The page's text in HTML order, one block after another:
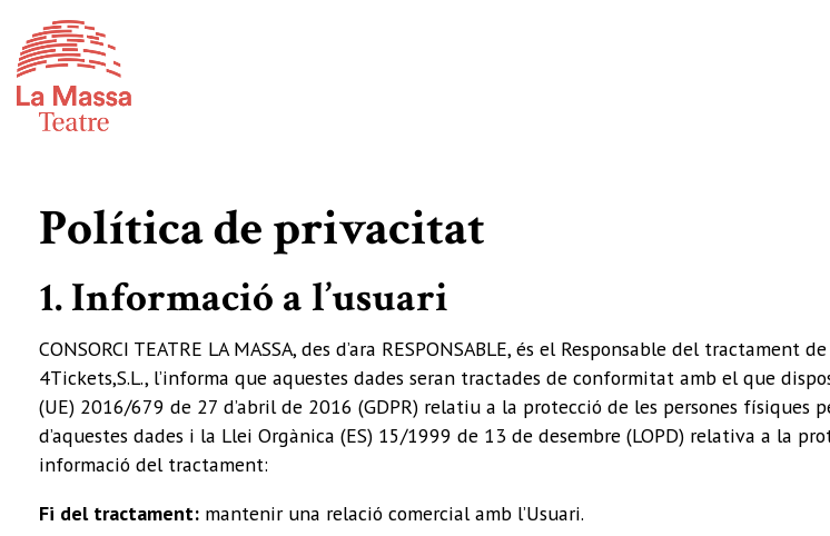
Política de privacitat
1. Informació a l’usuari
CONSORCI TEATRE LA MASSA, des d’ara RESPONSABLE, és el Responsable del
4Tickets,S.L., l’informa que aquestes dades seran tractades de conformitat amb el que
(UE) 2016/679 de 27 d’abril de 2016 (GDPR) relatiu a la protecció de les persones
d’aquestes dades i la Llei Orgànica (ES) 15/1999 de 13 de desembre (LOPD) relativa a la
informació del tractament:
Fi del tractament: mantenir una relació comercial amb l’Usuari.